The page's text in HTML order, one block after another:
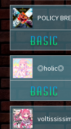
POLICY
◎holic◎